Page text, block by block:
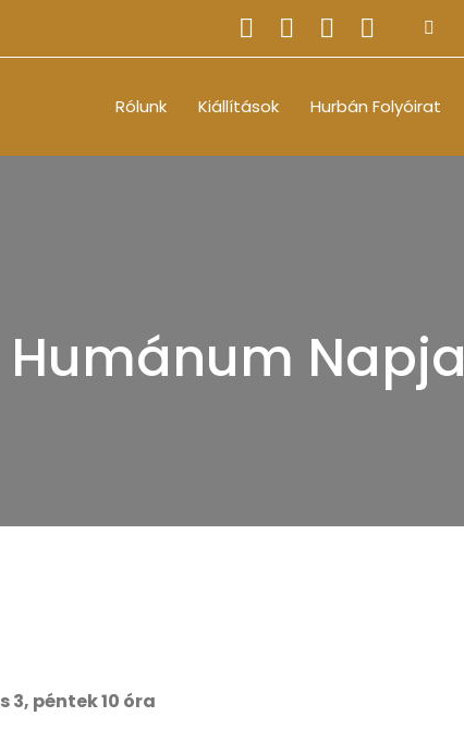
Rólunk Kiállítások Hurbán Folyóirat
Humánum Napja
3, péntek 10 óra